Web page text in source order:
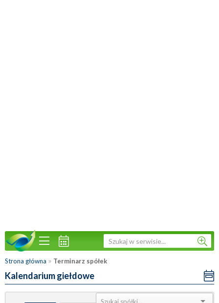
Strona główna » Terminarz spółek
Kalendarium giełdowe
Sortuj: